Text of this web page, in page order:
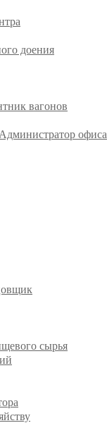
доения
вагонов
офиса
сырья